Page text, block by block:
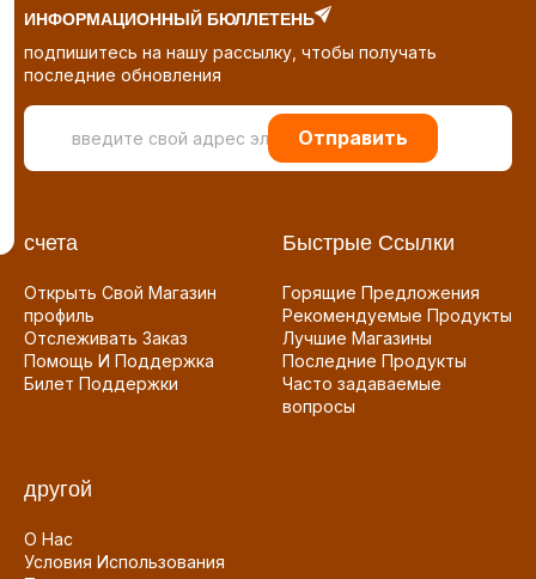
ИНФОРМАЦИОННЫЙ БЮЛЛЕТЕНЬ
подпишитесь на нашу рассылку, чтобы получать
последние обновления
Отправить
счета
Открыть Свой Магазин
профиль
Отслеживать Заказ
Помощь И Поддержка
Билет Поддержки
Быстрые Ссылки
Горящие Предложения
Рекомендуемые Продукты
Лучшие Магазины
Последние Продукты
Часто задаваемые
вопросы
другой
О Нас
Условия Использования